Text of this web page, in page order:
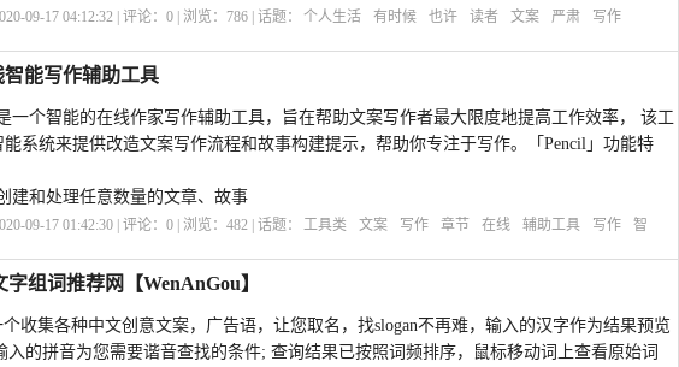
09-17 04:12:32 | 评论：0 | 浏览： 786 | 话题： 个人生活 有时候 也许 读者 文案 严肃 写作
智能写作辅助工具
是一个智能的在线作家写作辅助工具，旨在帮助文案写作者最大限度地提高工作效率， 该工
系统来提供改造文案写作流程和故事构建提示，帮助你专注于写作。「Pencil」功能特
建和处理任意数量的文章、故事
09-17 01:42:30 | 评论：0 | 浏览：482 | 话题： 工具类 文案 写作 章节 在线 辅助工具 写作
智
字组词推荐网【WenAnGou】
收集各种中文创意文案，广告语，让您取名，找slogan不再难，输入的汉字作为结果预览
入的拼音为您需要谐音查找的条件; 查询结果已按照词频排序，鼠标移动词上查看原始词